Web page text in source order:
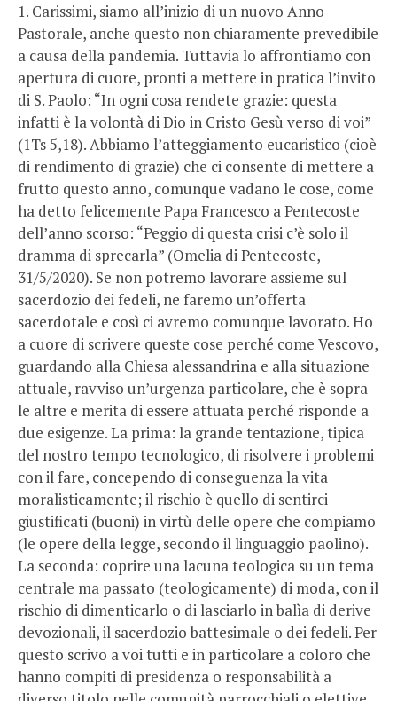
1. Carissimi, siamo all’inizio di un nuovo Anno
Pastorale, anche questo non chiaramente prevedibile
a causa della pandemia. Tuttavia lo affrontiamo con
apertura di cuore, pronti a mettere in pratica l’invito
di S. Paolo: “In ogni cosa rendete grazie: questa
infatti è la volontà di Dio in Cristo Gesù verso di voi”
(1Ts 5,18). Abbiamo l’atteggiamento eucaristico (cioè
di rendimento di grazie) che ci consente di mettere a
frutto questo anno, comunque vadano le cose, come
ha detto felicemente Papa Francesco a Pentecoste
dell’anno scorso: “Peggio di questa crisi c’è solo il
dramma di sprecarla” (Omelia di Pentecoste,
31/5/2020). Se non potremo lavorare assieme sul
sacerdozio dei fedeli, ne faremo un’offerta
sacerdotale e così ci avremo comunque lavorato. Ho
a cuore di scrivere queste cose perché come Vescovo,
guardando alla Chiesa alessandrina e alla situazione
attuale, ravviso un’urgenza particolare, che è sopra
le altre e merita di essere attuata perché risponde a
due esigenze. La prima: la grande tentazione, tipica
del nostro tempo tecnologico, di risolvere i problemi
con il fare, concependo di conseguenza la vita
moralisticamente; il rischio è quello di sentirci
giustificati (buoni) in virtù delle opere che compiamo
(le opere della legge, secondo il linguaggio paolino).
La seconda: coprire una lacuna teologica su un tema
centrale ma passato (teologicamente) di moda, con il
rischio di dimenticarlo o di lasciarlo in balìa di derive
devozionali, il sacerdozio battesimale o dei fedeli. Per
questo scrivo a voi tutti e in particolare a coloro che
hanno compiti di presidenza o responsabilità a